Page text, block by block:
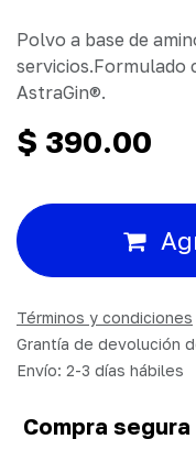
Polvo a base de
servicios.Formulado
AstraGin®.
$ 390.00
Términos y condiciones
Grantía de devolución
Envío: 2-3 días hábiles
Compra segura